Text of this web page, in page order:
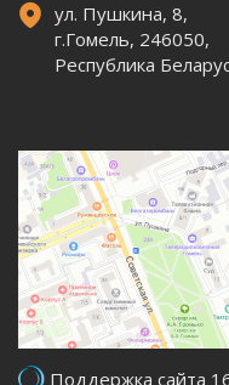
ул. Пушкина, 8,
г.Гомель, 246050,
Республика
Поддержка сайта